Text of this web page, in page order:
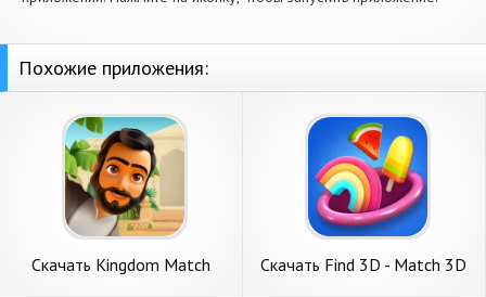
Похожие приложения:
Скачать Kingdom Match
Скачать Find 3D - Match 3D